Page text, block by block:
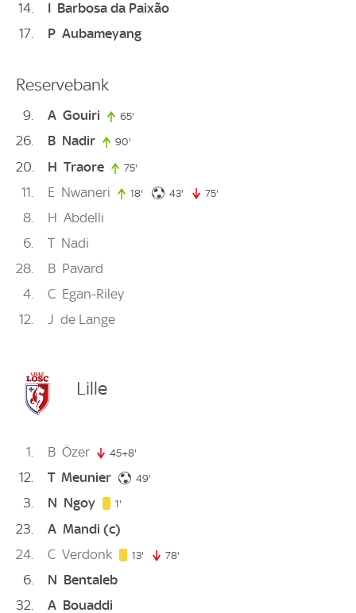
14 I Barbosa da Paixão
17
P Aubameyang
Reservebank
9 A Gouiri 65'
26 B Nadir 90'
20 H Traore 75'
11 E Nwaneri 18' 18. minute
43' 43. minute
75'
8 H Abdelli
6
T Nadi
28
B Pavard
4
C Egan-Riley
12
J de Lange
Lille
1 B Özer 45+8'
12 T Meunier 49'
3 N Ngoy 1'
23 A Mandi (c)
24
C Verdonk 13' 13. minute
78'
6 N Bentaleb
32
A Bouaddi